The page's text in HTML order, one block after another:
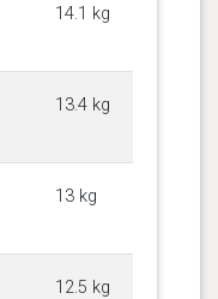
14.1 kg
13.4 kg
13 kg
12.5 kg